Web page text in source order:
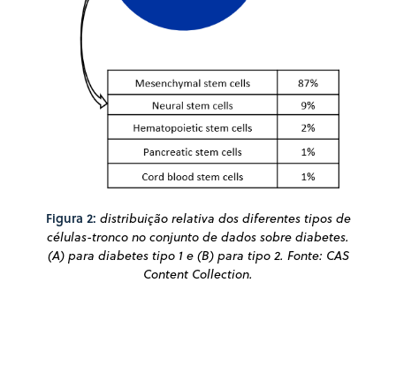
Figura 2: distribuição relativa dos diferentes tipos de
células-tronco no conjunto de dados sobre diabetes.
(A) para diabetes tipo 1 e (B) para tipo 2. Fonte: CAS
Content Collection.